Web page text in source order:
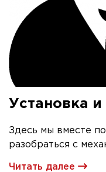
Установка
Здесь мы вместе
разобраться с
Читать далее